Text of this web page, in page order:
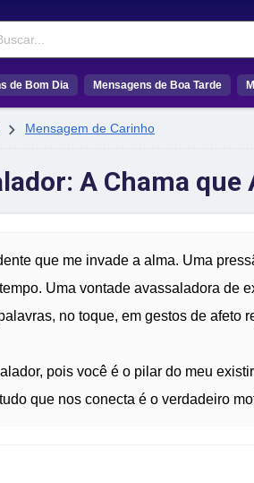
Buscar
de Bom Dia Mensagens de Boa Tarde
 Mensagem de Carinho
A Chama que
que me invade a alma. Uma
Uma vontade avassaladora de
no toque, em gestos de afeto
pois você é o pilar do meu
que nos conecta é o verdadeiro